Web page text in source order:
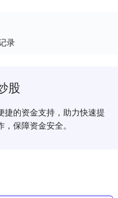
录
股
捷的资金支持，助力快速提
保障资金安全。